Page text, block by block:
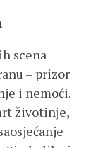
scena
– prizor
i nemoći.
životinje,